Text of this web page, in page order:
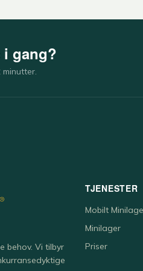
i gang?
behov. Vi tilbyr
TJENESTER
Mobilt
Minilager
Priser